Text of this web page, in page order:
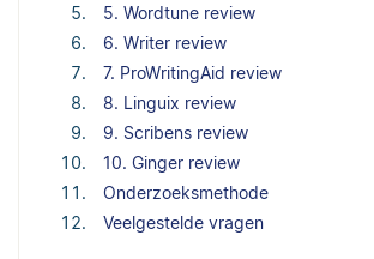
5. Wordtune review
6. Writer review
7. ProWritingAid review
8. Linguix review
9. Scribens review
10. Ginger review
Onderzoeksmethode
Veelgestelde vragen